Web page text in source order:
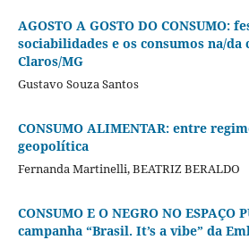
AGOSTO A GOSTO DO CONSUMO:
sociabilidades e os consumos na/da
Claros/MG
Gustavo Souza Santos
CONSUMO ALIMENTAR: entre
geopolítica
Fernanda Martinelli, BEATRIZ BERALDO
CONSUMO E O NEGRO NO ESPAÇO
campanha “Brasil. It’s a vibe” da